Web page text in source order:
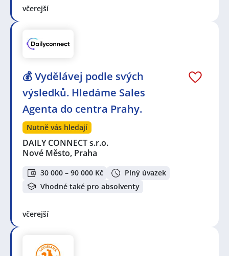
včerejší
💰 Vydělávej podle svých
výsledků. Hledáme Sales
Agenta do centra Prahy.
Nutně vás hledají
DAILY CONNECT s.r.o.
Nové Město, Praha
30 000 – 90 000 Kč
Plný úvazek
Vhodné také pro absolventy
včerejší